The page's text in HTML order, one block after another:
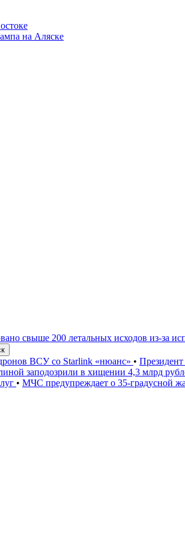
на Аляске
свыше 200 летальных исходов из-за
ВСУ со Starlink «нюанс» •
заподозрили в хищении 4,3 млрд
• МЧС предупреждает о 35-градусной